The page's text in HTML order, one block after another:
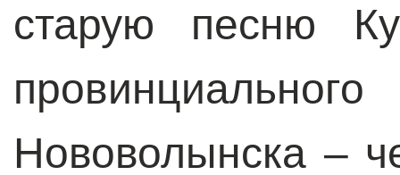
старую песню
Нововолынска –